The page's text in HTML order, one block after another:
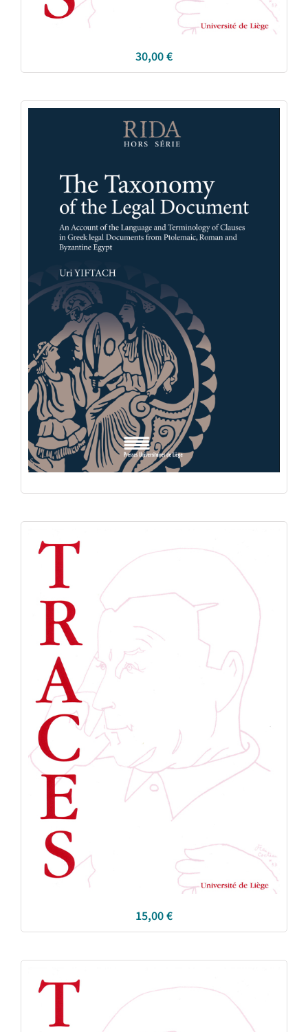
30,00€
15,00€